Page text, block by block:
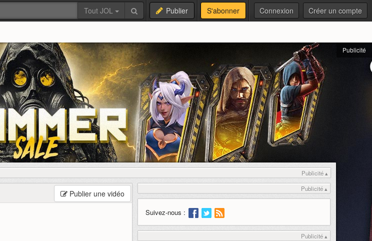
Tout JOL Publier S'abonner Connexion Créer un compte
Publicité
Publicité ▴
Publier une vidéo Publicité ▴
Suivez-nous :
Publicité ▴